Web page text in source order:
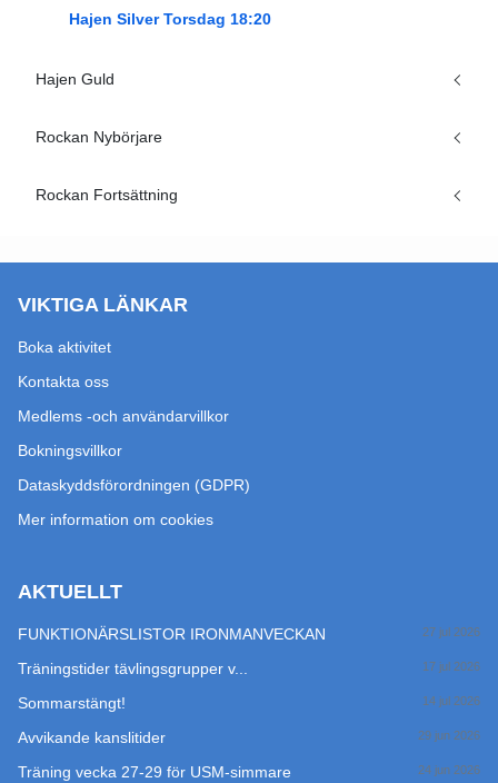
Hajen Silver Torsdag 18:20
Hajen Guld
Rockan Nybörjare
Rockan Fortsättning
VIKTIGA LÄNKAR
Boka aktivitet
Kontakta oss
Medlems -och användarvillkor
Bokningsvillkor
Dataskyddsförordningen (GDPR)
Mer information om cookies
AKTUELLT
FUNKTIONÄRSLISTOR IRONMANVECKAN 27 jul 2026
Träningstider tävlingsgrupper v... 17 jul 2026
Sommarstängt! 14 jul 2026
Avvikande kanslitider 29 jun 2026
Träning vecka 27-29 för USM-simmare 24 jun 2026